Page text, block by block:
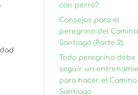
con perro?
Consejos para el
peregrino del
Santiago (Parte 2)
Todo peregrino debe
seguir un
para hacer el Camino
Santiago